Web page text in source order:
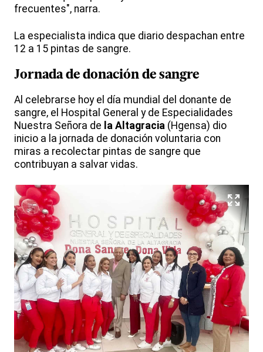
frecuentes", narra.
La especialista indica que diario despachan entre
12 a 15 pintas de sangre.
Jornada de donación de sangre
Al celebrarse hoy el día mundial del donante de
sangre, el Hospital General y de Especialidades
Nuestra Señora de la Altagracia (Hgensa) dio
inicio a la jornada de donación voluntaria con
miras a recolectar pintas de sangre que
contribuyan a salvar vidas.